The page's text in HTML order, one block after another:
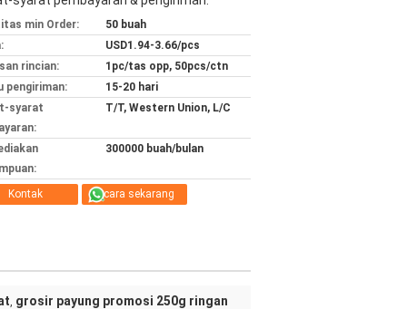
min Order:
50 buah
USD1.94-3.66/pcs
rincian:
1pc/tas opp, 50pcs/ctn
pengiriman:
15-20 hari
syarat
T/T, Western Union, L/C
300000 buah/bulan
Kontak bicara sekarang
, grosir payung promosi 250g ringan